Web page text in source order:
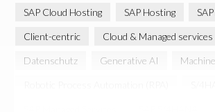
SAP Cloud Hosting SAP Hosting
Client-centric Cloud & Managed services
Datenschutz Generative AI